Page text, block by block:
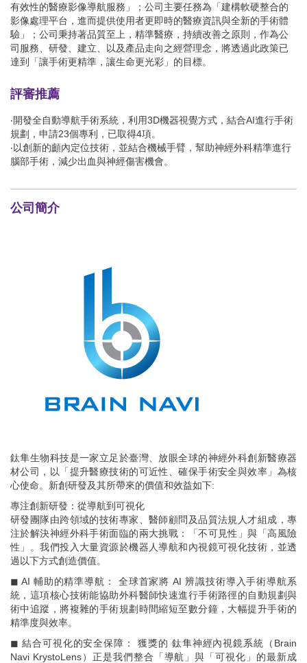
有效性的醫療影像導航服務」；公司主要任務為「建構軟硬整合的
影像處理平台，進而提供使用者更即時的醫療資訊與全新的手術體
驗」；公司秉持著品質至上，精準醫療，持續改善之原則，作為公
司服務、研發、建立、以及產品走向之經營理念，將透過此政策已
達到「讓手術更精準，讓生命更光彩」的目標。
評審推薦
‧開發全自動導航手術系統，利用3D機器視覺方式，結合AI進行手術
規劃，申請23個專利，已取得4項。
‧以創新的顱內定位技術，並結合機械手臂，幫助神經外科精準進行
腦部手術，減少出血與神經傷害機會。
公司簡介
鈦隼生物科技是一家立足於臺灣、放眼全球的神經外科創新醫療器
材公司，以「提升醫療技術的可近性、確保手術安全與效率」為核
心使命。新創研發及其所帶來的價值和效益如下:
專注創新研發：從導航到可視化
研發團隊由跨領域的技術專家、醫師顧問及品質法規人才組成，專
注於解決神經外科手術面臨的兩大挑戰：「不可見性」與「高風險
性」。我們投入大量資源於機器人導航和內視鏡可視化技術，並透
過以下方式創造價值。
◼ AI 輔助的精準導航： 全球首家將 AI 辨識技術導入手術導航系
統，這項核心技術能協助外科醫師快速進行手術路徑的自動規劃與
術中追蹤，將複雜的手術規劃時間縮短至數分鐘，大幅提升手術的
精準度與效率。
◼ 結合可視化的安全保障： 獲獎的 鈦隼神經內視鏡系統（Brain
Navi KrystoLens）正是我們整合「導航」與「可視化」的最新成